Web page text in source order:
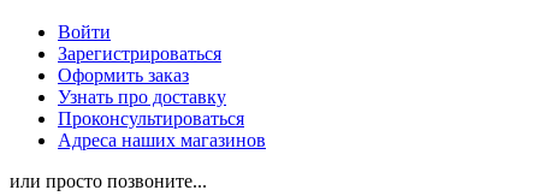
Войти
Зарегистрироваться
Оформить заказ
Узнать про доставку
Проконсультироваться
Адреса наших магазинов
или просто позвоните...